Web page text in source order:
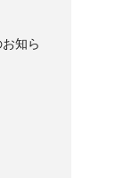
知ら